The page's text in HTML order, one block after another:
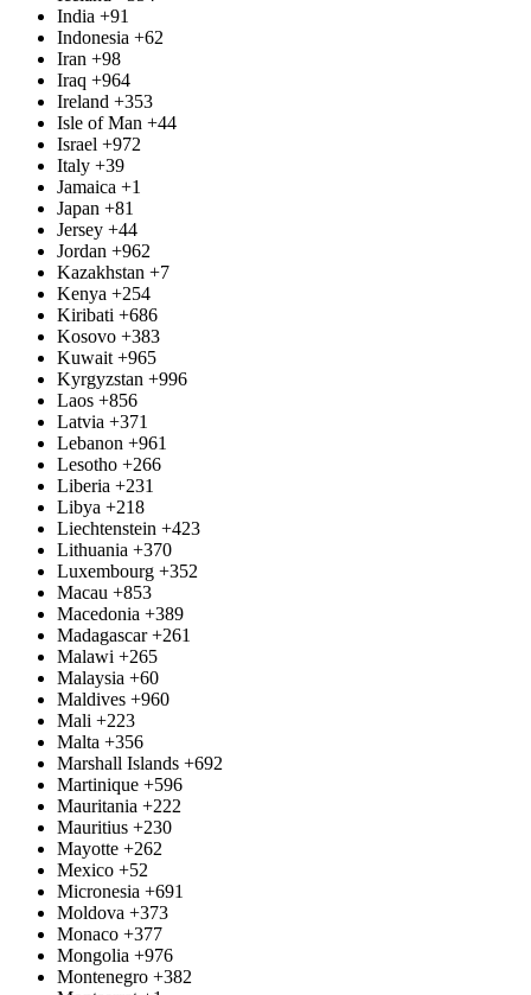
India +91
Indonesia +62
Iran +98
Iraq +964
Ireland +353
Isle of Man +44
Israel +972
Italy +39
Jamaica +1
Japan +81
Jersey +44
Jordan +962
Kazakhstan +7
Kenya +254
Kiribati +686
Kosovo +383
Kuwait +965
Kyrgyzstan +996
Laos +856
Latvia +371
Lebanon +961
Lesotho +266
Liberia +231
Libya +218
Liechtenstein +423
Lithuania +370
Luxembourg +352
Macau +853
Macedonia +389
Madagascar +261
Malawi +265
Malaysia +60
Maldives +960
Mali +223
Malta +356
Marshall Islands +692
Martinique +596
Mauritania +222
Mauritius +230
Mayotte +262
Mexico +52
Micronesia +691
Moldova +373
Monaco +377
Mongolia +976
Montenegro +382